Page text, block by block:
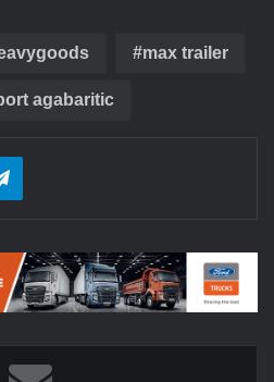
max trailer
agabaritic